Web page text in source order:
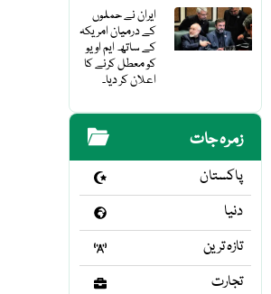
ایران نے حملوں
کے درمیان امریکہ
کے ساتھ ایم او یو
کو معطل کرنے کا
اعلان کر دیا۔
زمرہ جات
پاکستان
دنیا
تازہ ترین
تجارت